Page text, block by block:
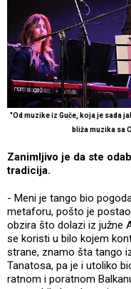
"Od muzike iz Guče, koja je sada
bliža muzika sa
Zanimljivo je da ste
tradicija.
- Meni je tango bio
metaforu, pošto je
obzira što dolazi iz južne
se koristi u bilo kojem
strane, znamo šta tango
Tanatosa, pa je i utoliko
ratnom i poratnom